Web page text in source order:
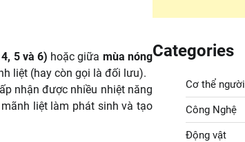
5 và 6) hoặc giữa mùa nóng
liệt (hay còn gọi là đối lưu).
nhận được nhiều nhiệt năng
liệt làm phát sinh và tạo
Categories
Cơ thể người
Công Nghệ
Động vật